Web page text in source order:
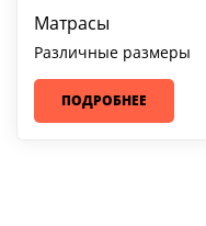
Матрасы
Различные размеры
ПОДРОБНЕЕ